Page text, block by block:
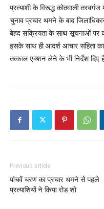
प्रत्याशी के विरूद्ध कोतवाली
चुनाव प्रचार थमने के बाद
बेहद सक्रियता के साथ सूचनाओं पर
इसके साथ ही आदर्श आचार संहिता
तत्काल एक्शन लेने के भी निर्देश दिए
Previous article
पांचवें चरण का प्रचार थमने से पहले
प्रत्याशियों ने किया रोड शो